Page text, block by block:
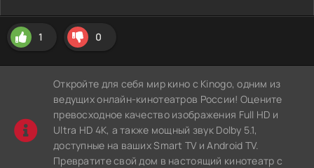
1 0
Откройте для себя мир кино с Kinogo, одним из
ведущих онлайн-кинотеатров России! Оцените
превосходное качество изображения Full HD и
Ultra HD 4K, а также мощный звук Dolby 5.1,
доступные на ваших Smart TV и Android TV.
Превратите свой дом в настоящий кинотеатр с